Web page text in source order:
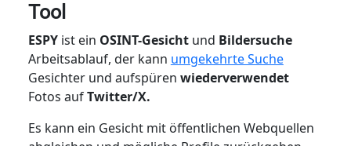
Tool
ESPY ist ein OSINT-Gesicht und Bildersuche
Arbeitsablauf, der kann umgekehrte Suche
Gesichter und aufspüren wiederverwendet
Fotos aufTwitter/X.
Es kann ein Gesicht mit öffentlichen Webquellen